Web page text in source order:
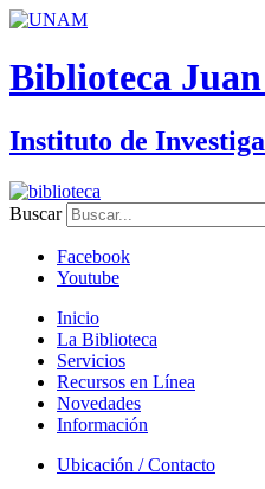
Biblioteca
Instituto de
Buscar
Facebook
Youtube
Inicio
La Biblioteca
Servicios
Recursos en Línea
Novedades
Información
Ubicación / Contacto